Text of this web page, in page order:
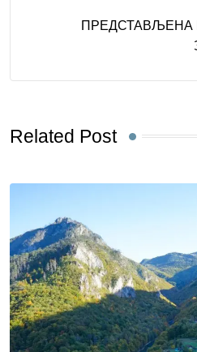
ПРEДСТАВЉЕНА
Related Post